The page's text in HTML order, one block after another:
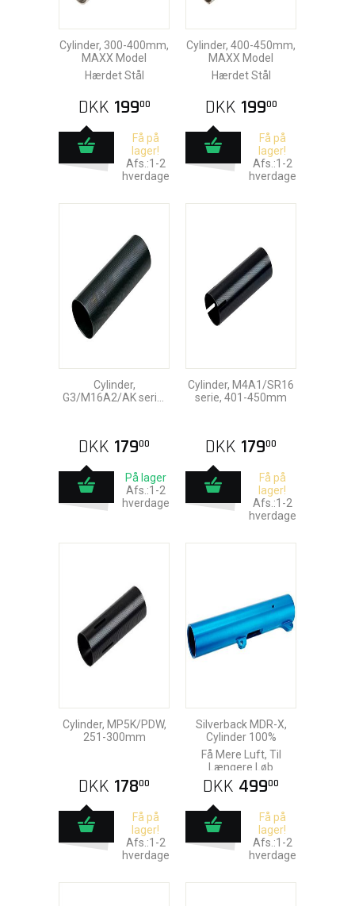
Cylinder, 300-400mm,
MAXX Model
Hærdet Stål
DKK 19900
Få på
lager!
Afs.:1-2
hverdage
Cylinder, 400-450mm,
MAXX Model
Hærdet Stål
DKK 19900
Få på
lager!
Afs.:1-2
hverdage
Cylinder,
G3/M16A2/AK serie,
DKK 17900
På lager
Afs.:1-2
hverdage
Cylinder, M4A1/SR16
serie, 401-450mm
DKK 17900
Få på
lager!
Afs.:1-2
hverdage
Cylinder, MP5K/PDW,
251-300mm
DKK 17800
Få på
lager!
Afs.:1-2
hverdage
Silverback MDR-X,
Cylinder 100%
Få Mere Luft, Til
Længere Løb
DKK 49900
Få på
lager!
Afs.:1-2
hverdage